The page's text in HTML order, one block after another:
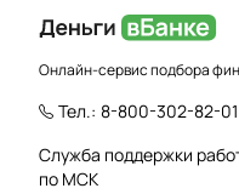
Онлайн-сервис подбора
Тел.: 8-800-302-82-01
Служба поддержки
по МСК